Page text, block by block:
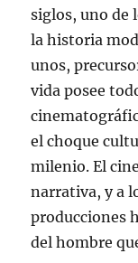
siglos, uno de
la historia
unos,
vida posee
el choque
milenio. El
narrativa, y a
producciones
del hombre